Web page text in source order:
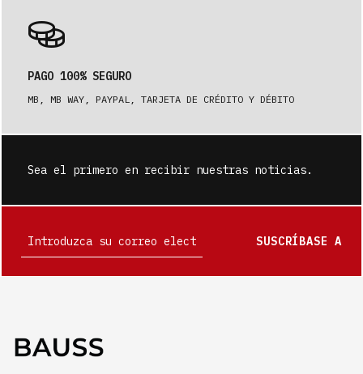
PAGO 100% SEGURO
MB, MB WAY, PAYPAL, TARJETA DE CRÉDITO Y DÉBITO
Sea el primero en recibir nuestras noticias.
SUSCRÍBASE A